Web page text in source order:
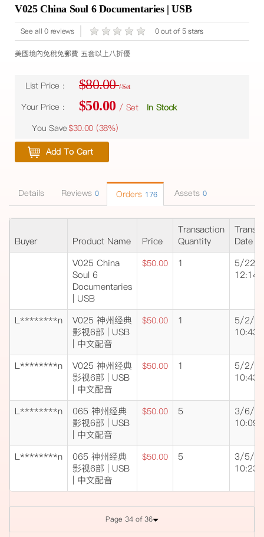
V025 China Soul 6 Documentaries | USB
See all 0 reviews 0 out of 5 stars
美國境內免稅免郵費 五套以上八折優
List Price : $80.00/ Set
Your Price : $50.00 / Set
In Stock
You Save $30.00 (38%)
Add To Cart
Details Reviews 0 Orders 176 Assets 0
Buyer Product Name Price
Transaction
Quantity
Date
V025 China
Soul 6
Documentaries
| USB
$50.00 1
5/22/
12:14
L********n
V025 神州经典
影视6部 | USB
| 中文配音
$50.00 1
5/2/
10:43
L********n
V025 神州经典
影视6部 | USB
| 中文配音
$50.00 1
5/2/
10:43
L********n
065 神州经典
影视6部 | USB
| 中文配音
$50.00 5
3/6/
10:09
L********n
065 神州经典
影视6部 | USB
| 中文配音
$50.00 5
3/5/
10:23
Page 34 of 36